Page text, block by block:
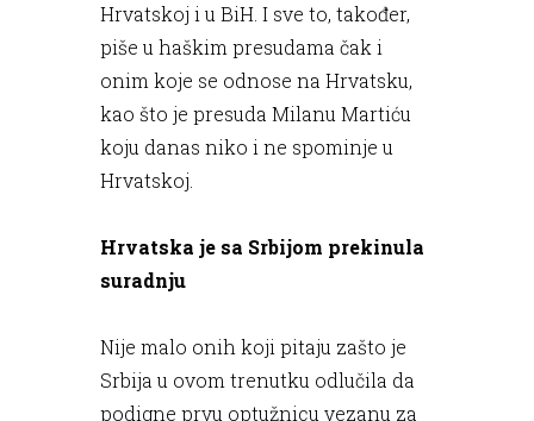
Hrvatskoj i u BiH. I sve to, također,
piše u haškim presudama čak i
onim koje se odnose na Hrvatsku,
kao što je presuda Milanu Martiću
koju danas niko i ne spominje u
Hrvatskoj.
Hrvatska je sa Srbijom prekinula
suradnju
Nije malo onih koji pitaju zašto je
Srbija u ovom trenutku odlučila da
podigne prvu optužnicu vezanu za